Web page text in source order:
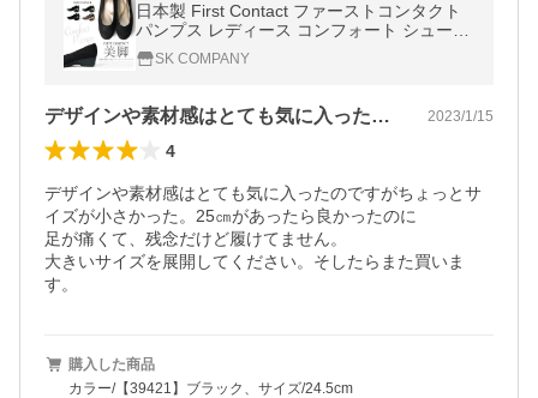
日本製 First Contact ファーストコンタクト
パンプス レディース コンフォート シューズ
美脚 ウェッジソール ストラップ 低反発イン
ソール 39420 39421
SK COMPANY
デザインや素材感はとても気に入ったので… 2023/1/15
4
デザインや素材感はとても気に入ったのですがちょっとサ
イズが小さかった。25㎝があったら良かったのに
足が痛くて、残念だけど履けてません。
大きいサイズを展開してください。そしたらまた買いま
す。
購入した商品
カラー/【39421】ブラック、サイズ/24.5cm